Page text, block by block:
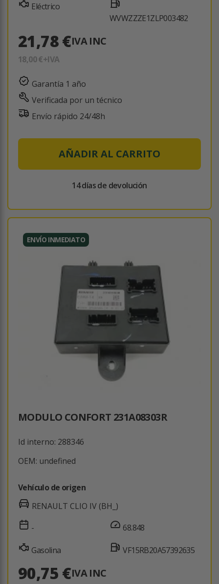
Eléctrico
WVWZZZE1ZLP003482
21,78 €IVA INC
18,00 €+IVA
Garantía 1 año
Verificada por un técnico
Envío rápido 24/48h
AÑADIR AL CARRITO
14 días de devolución
ENVÍO INMEDIATO
MODULO CONFORT 231A08303R
Id interno: 288346
OEM: undefined
Vehículo de origen
RENAULT CLIO IV (BH_)
-
Gasolina
68.848
VF15RB20A57392635
90,75 €IVA INC